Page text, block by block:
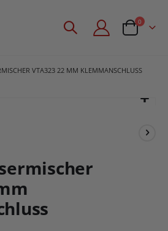
0 Artikel
VTA323 22 MM KLEMMANSCHLUSS